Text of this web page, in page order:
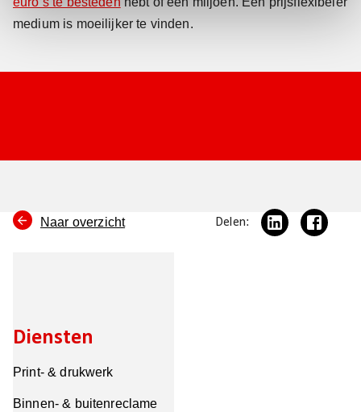
medium is moeilijker te vinden.
Naar overzicht Delen:
Diensten
Print- & drukwerk
Binnen- & buitenreclame